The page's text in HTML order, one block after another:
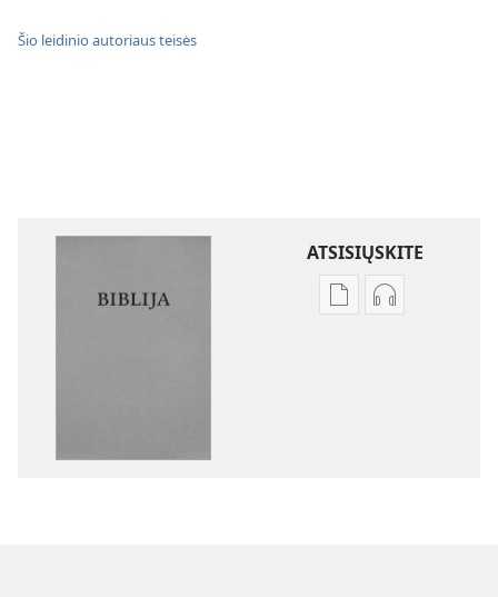
Šio leidinio autoriaus teisės
ATSISIŲSKITE
Skaitmeninių
Garso